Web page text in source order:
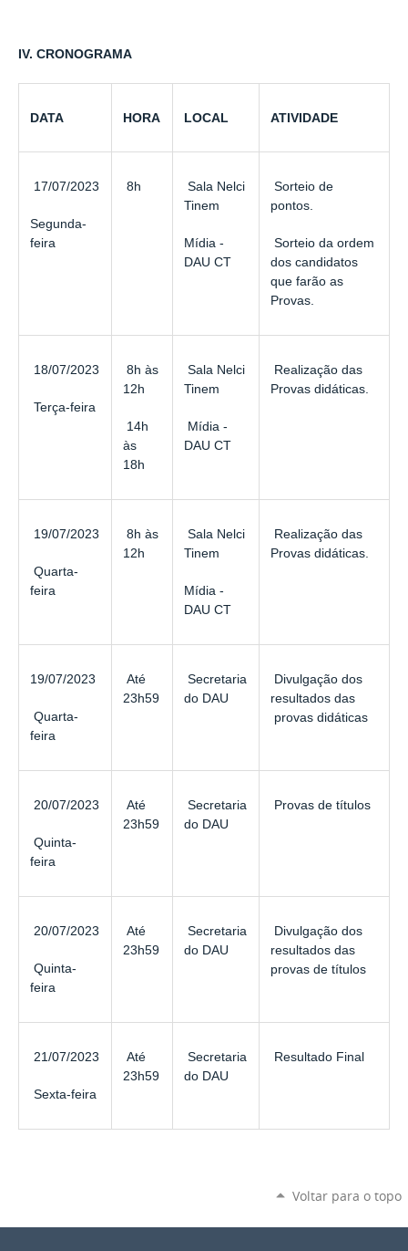
IV. CRONOGRAMA
DATA HORA LOCAL ATIVIDADE
17/07/2023
Segunda-
feira
8h
Sala Nelci
Tinem
Mídia -
DAU CT
Sorteio de
pontos.
Sorteio da ordem
dos candidatos
que farão as
Provas.
18/07/2023
Terça-feira
8h às
12h
14h
às
18h
Sala Nelci
Tinem
Mídia -
DAU CT
Realização das
Provas didáticas.
19/07/2023
Quarta-
feira
8h às
12h
Sala Nelci
Tinem
Mídia -
DAU CT
Realização das
Provas didáticas.
19/07/2023
Quarta-
feira
Até
23h59
Secretaria
do DAU
Divulgação dos
resultados das
provas didáticas
20/07/2023
Quinta-
feira
Até
23h59
Secretaria
do DAU
Provas de títulos
20/07/2023
Quinta-
feira
Até
23h59
Secretaria
do DAU
Divulgação dos
resultados das
provas de títulos
21/07/2023
Sexta-feira
Até
23h59
Secretaria
do DAU
Resultado Final
Voltar para o topo